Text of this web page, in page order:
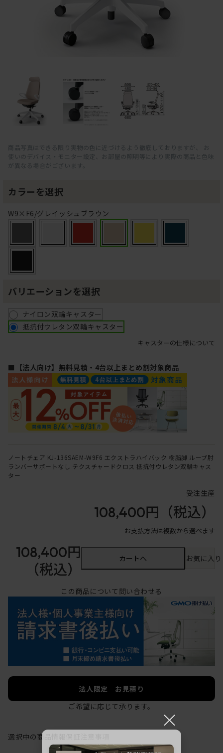
商品写真はできる限り実物の色に近づけるよう徹底しておりますが、 お
使いのデバイス・モニター設定、お部屋の照明等により実際の商品と色味
が異なる場合がございます。
カラーを選択
W9×F6/グレイッシュブラウン
バリエーションを選択
ナイロン双輪キャスター
抵抗付ウレタン双輪キャスター
キャスターの仕様について
■【法人向け】無料見積・4台以上まとめ割対象商品
ノートチェア KJ-136SAEM-W9F6 エクストラハイバック 樹脂脚 ループ肘
ランバーサポートなし テクスチャードクロス 抵抗付ウレタン双輪キャス
ター
受注生産
108,400円 （税込）
お支払方法は複数から選べます
108,400円
（税込）
カートへ お気に入
この商品について問い合わせる
法人限定 お見積り
ご希望に応じて承ります。
選択中の商品情報
×